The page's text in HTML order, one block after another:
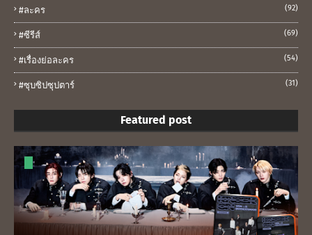
#ละคร (92)
#ซีรีส์ (69)
#เรื่องย่อละคร (54)
#ซุบซิปซุปตาร์ (31)
Featured post